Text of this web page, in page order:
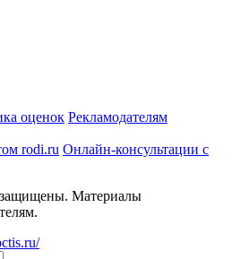
оценок Рекламодателям
rodi.ru Онлайн-консультации с
Материалы